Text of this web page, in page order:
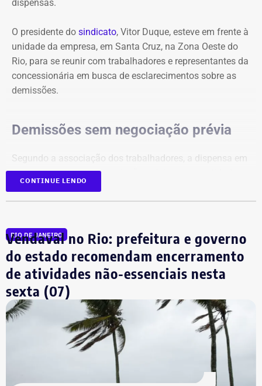
dispensas.
O presidente do sindicato, Vitor Duque, esteve em frente à
unidade da empresa, em Santa Cruz, na Zona Oeste do
Rio, para se reunir com trabalhadores e representantes da
concessionária em busca de esclarecimentos sobre as
demissões.
Demissões sem negociação prévia
Segundo a associação dos trabalhadores, a dispensa em
massa ocorreu sem negociação prévia com a entidade, o
trabalhista.
“Isso é uma verdadeira covardia. Na véspera do Dia dos
Pais, a empresa coloca na rua centenas de chefes de
família. Além disso, qualquer demissão deve ser
negociada com o sindicato da categoria, e isso não
ocorreu”, afirmou Vitor Duque.
O sindicato informou que protocolará ainda nesta sexta-
feira uma denúncia no Ministério Público do Trabalho
pedindo a anulação das demissões e a reintegração dos
trabalhadores dispensados.
CONTINUE LENDO
RIO DE JANEIRO
Vendaval no Rio: prefeitura e governo
do estado recomendam encerramento
de atividades não-essenciais nesta
sexta (07)